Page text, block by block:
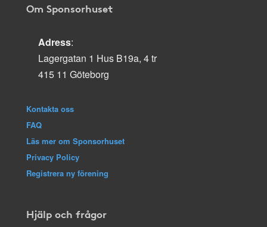
Om Sponsorhuset
Adress:
Lagergatan 1 Hus B19a, 4 tr
415 11 Göteborg
Kontakta oss
FAQ
Läs mer om Sponsorhuset
Privacy Policy
Registrera ny förening
Hjälp och frågor